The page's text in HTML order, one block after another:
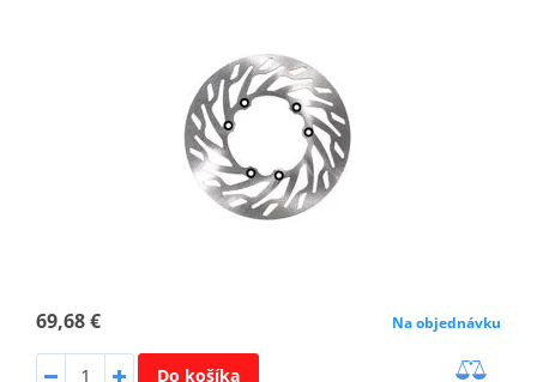
69,68 € Na objednávku
Do košíka